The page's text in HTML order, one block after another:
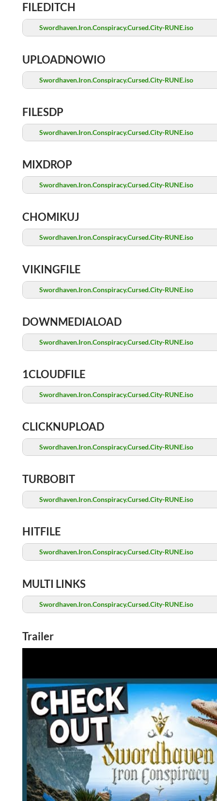
FILEDITCH
Swordhaven.Iron.Conspiracy.Cursed.City-RUNE.iso
UPLOADNOWIO
Swordhaven.Iron.Conspiracy.Cursed.City-RUNE.iso
FILESDP
Swordhaven.Iron.Conspiracy.Cursed.City-RUNE.iso
MIXDROP
Swordhaven.Iron.Conspiracy.Cursed.City-RUNE.iso
CHOMIKUJ
Swordhaven.Iron.Conspiracy.Cursed.City-RUNE.iso
VIKINGFILE
Swordhaven.Iron.Conspiracy.Cursed.City-RUNE.iso
DOWNMEDIALOAD
Swordhaven.Iron.Conspiracy.Cursed.City-RUNE.iso
1CLOUDFILE
Swordhaven.Iron.Conspiracy.Cursed.City-RUNE.iso
CLICKNUPLOAD
Swordhaven.Iron.Conspiracy.Cursed.City-RUNE.iso
TURBOBIT
Swordhaven.Iron.Conspiracy.Cursed.City-RUNE.iso
HITFILE
Swordhaven.Iron.Conspiracy.Cursed.City-RUNE.iso
MULTI LINKS
Swordhaven.Iron.Conspiracy.Cursed.City-RUNE.iso
Trailer